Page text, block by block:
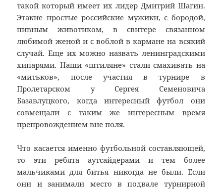
такой который имеет их лидер Дмитрий Шагин.
Этакие простые российские мужики, с бородой,
пивным животиком, в свитере связанном
любимой женой и с воблой в кармане на всякий
случай. Еще их можно назвать ленинградскими
хипарями. Наши «штиляне» стали смахивать на
«митьков», после участия в турнире в
Пролетарском у Сергея Семеновича
Базавлуцкого, когда интересный футбол они
совмещали с таким же интересным время
препровождением вне поля.
Что касается именно футбольной составляющей,
то эти ребята аутсайдерами и тем более
мальчиками для битья никогда не были. Если
они и занимали место в подвале турнирной